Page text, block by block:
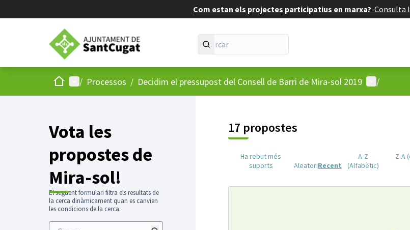
Com estan els projectes participatius en marxa?-Consulta
Inici Menú principal
/ Processos / Decidim el pressupost del Consell de Barri de Mira-sol 2019 Menú
/
Vota les
propostes de
Mira-sol!
El següent formulari filtra els resultats de
la cerca dinàmicament quan es canvien
les condicions de la cerca.
17 propostes
Ha rebut més
suports
AleatoriRecent
A-Z
(Alfabètic)
Z-A